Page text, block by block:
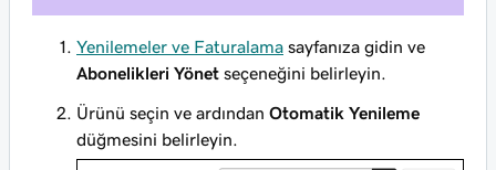
Yenilemeler ve Faturalama sayfanıza gidin ve
Abonelikleri Yönet seçeneğini belirleyin.
Ürünü seçin ve ardından Otomatik Yenileme
düğmesini belirleyin.